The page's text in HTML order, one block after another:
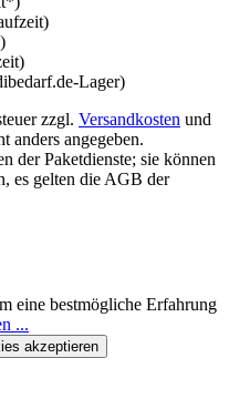
zzgl. Versandkosten und
anders angegeben.
der Paketdienste; sie können
es gelten die AGB der
eine bestmögliche Erfahrung
...
akzeptieren